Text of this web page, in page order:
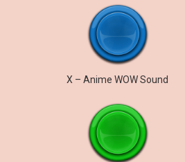
X – Anime WOW Sound